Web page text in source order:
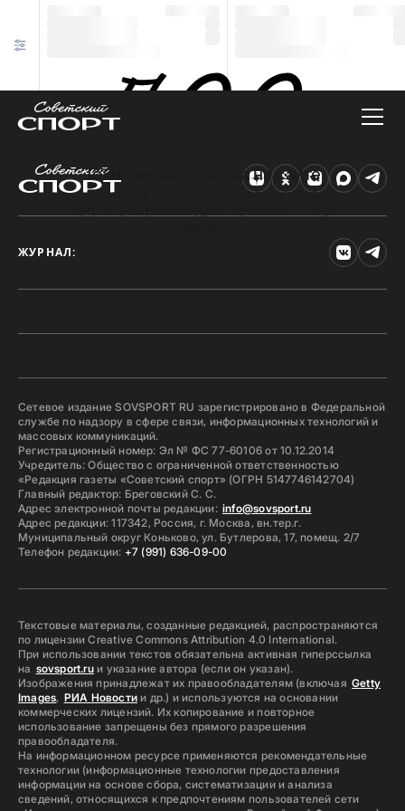
Техническая ошибка на сайте
Произошла ошибка. Чтобы найти нужную
ЖУРНАЛ:
Сетевое издание SOVSPORT RU зарегистрировано в Федеральной
службе по надзору в сфере связи, информационных технологий и
массовых коммуникаций.
Регистрационный номер: Эл № ФС 77-60106 от 10.12.2014
Учредитель: Общество с ограниченной ответственностью
«Редакция газеты «Советский спорт» (ОГРН 5147746142704)
Главный редактор: Бреговский С. С.
Адрес электронной почты редакции: info@sovsport.ru
Адрес редакции: 117342, Россия, г. Москва, вн.тер.г.
Муниципальный округ Коньково, ул. Бутлерова, 17, помещ. 2/7
Телефон редакции: +7 (991) 636-09-00
Текстовые материалы, созданные редакцией, распространяются
по лицензии Creative Commons Attribution 4.0 International.
При использовании текстов обязательна активная гиперссылка
на sovsport.ruи указание автора (если он указан).
Изображения принадлежат их правообладателям (включая Getty
Images, РИА Новостии др.) и используются на основании
коммерческих лицензий. Их копирование и повторное
использование запрещены без прямого разрешения
правообладателя.
На информационном ресурсе применяются рекомендательные
технологии (информационные технологии предоставления
информации на основе сбора, систематизации и анализа
сведений, относящихся к предпочтениям пользователей сети